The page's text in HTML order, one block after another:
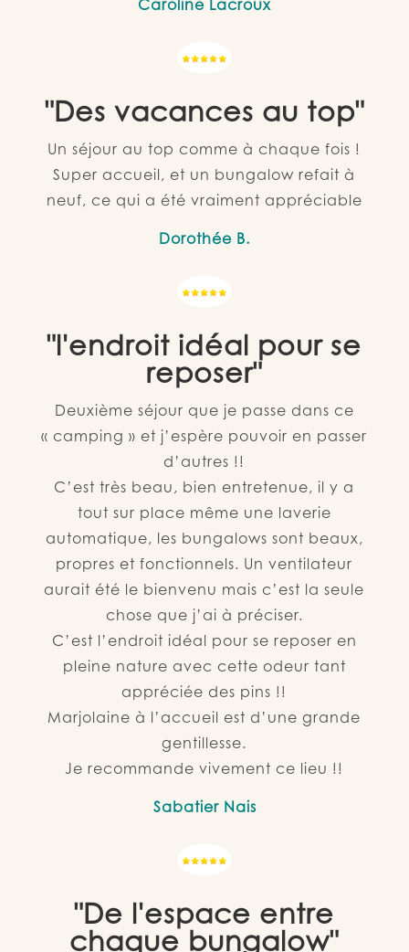
Caroline Lacroux
"Des vacances au top"
Un séjour au top comme à chaque fois !
Super accueil, et un bungalow refait à
neuf, ce qui a été vraiment appréciable
Dorothée B.
"l'endroit idéal pour se
reposer"
Deuxième séjour que je passe dans ce
« camping » et j’espère pouvoir en passer
d’autres !!
C’est très beau, bien entretenue, il y a
tout sur place même une laverie
automatique, les bungalows sont beaux,
propres et fonctionnels. Un ventilateur
aurait été le bienvenu mais c’est la seule
chose que j’ai à préciser.
C’est l’endroit idéal pour se reposer en
pleine nature avec cette odeur tant
appréciée des pins !!
Marjolaine à l’accueil est d’une grande
gentillesse.
Je recommande vivement ce lieu !!
Sabatier Nais
"De l'espace entre
chaque bungalow"